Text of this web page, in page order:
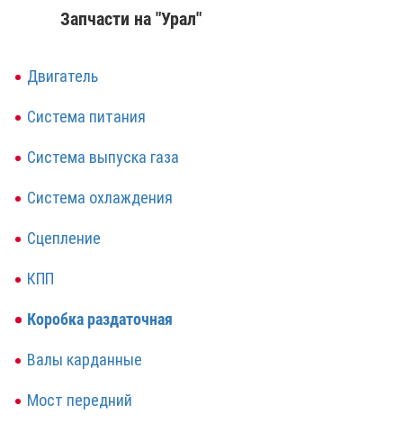
Запчасти на "Урал"
Двигатель
Система питания
Система выпуска газа
Система охлаждения
Сцепление
КПП
Коробка раздаточная
Валы карданные
Мост передний